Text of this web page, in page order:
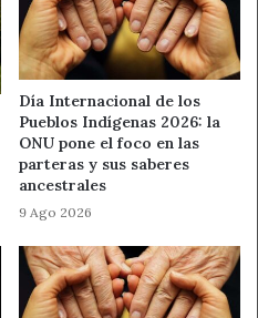
Día Internacional de los
Pueblos Indígenas 2026: la
ONU pone el foco en las
parteras y sus saberes
ancestrales
9 Ago 2026